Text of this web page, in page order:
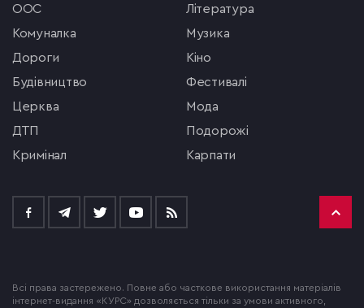
ООС
комуналка
Дороги
будівництво
церква
ДТП
кримінал
література
музика
кіно
фестивалі
мода
подорожі
Карпати
Всі права застережено. Повне або часткове використання матеріалів
інтернет-видання «КУРС» дозволяється тільки за умови активного,